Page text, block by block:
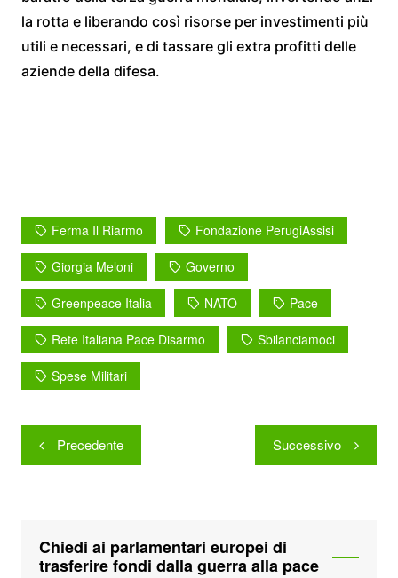
la rotta e liberando così risorse per investimenti più
utili e necessari, e di tassare gli extra profitti delle
aziende della difesa.
Ferma Il Riarmo Fondazione PerugiAssisi
Giorgia Meloni Governo
Greenpeace Italia NATO Pace
Rete Italiana Pace Disarmo Sbilanciamoci
Spese Militari
Navigazione
articoli
Precedente Successivo
Chiedi ai parlamentari europei di
trasferire fondi dalla guerra alla pace